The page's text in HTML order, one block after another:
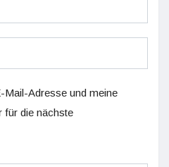
Mail-Adresse und meine
für die nächste